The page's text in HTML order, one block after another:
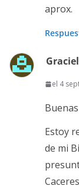
aprox.
el 4
Estoy
de mi